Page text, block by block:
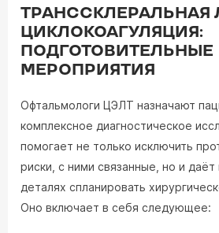
ТРАНССКЛЕРАЛЬНАЯ
ЦИКЛОКОАГУЛЯЦИЯ:
ПОДГОТОВИТЕЛЬНЫЕ
МЕРОПРИЯТИЯ
Офтальмологи ЦЭЛТ назначают
комплексное диагностическое
помогает не только исключить
риски, с ними связанные, но и
деталях спланировать
Оно включает в себя следующее: